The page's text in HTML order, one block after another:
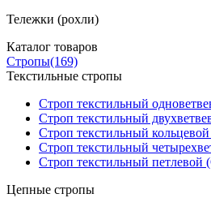
Тележки (рохли)
Каталог товаров
Стропы(169)
Текстильные стропы
Строп текстильный
Строп текстильный
Строп текстильный
Строп текстильный
Строп текстильный
Цепные стропы